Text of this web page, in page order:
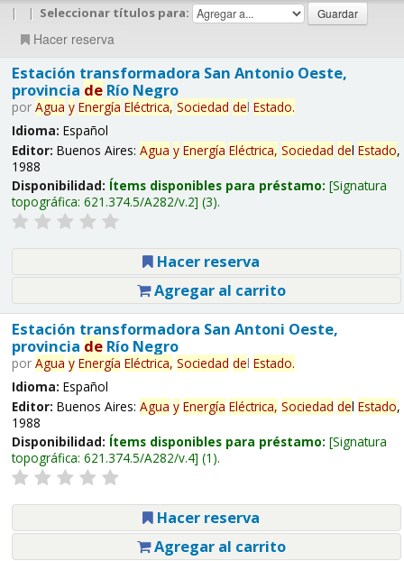
| | Seleccionar títulos para:
Hacer reserva
Estación transformadora San Antonio Oeste,
provincia deRío Negro
por Agua y Energía Eléctrica, Sociedad del Estado.
Idioma: Español
Editor: Buenos Aires: Agua y Energía Eléctrica, Sociedad del Estado,
1988
Disponibilidad: Ítems disponibles para préstamo: Signatura
topográfica: 621.374.5/A282/v.2 (3).
Hacer reserva
Agregar al carrito
Estación transformadora San Antoni Oeste,
provincia deRío Negro
por Agua y Energía Eléctrica, Sociedad del Estado.
Idioma: Español
Editor: Buenos Aires: Agua y Energía Eléctrica, Sociedad del Estado,
1988
Disponibilidad: Ítems disponibles para préstamo: Signatura
topográfica: 621.374.5/A282/v.4 (1).
Hacer reserva
Agregar al carrito